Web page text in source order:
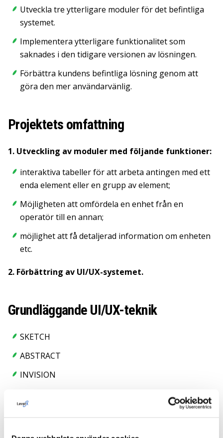
Utveckla tre ytterligare moduler för det befintliga
systemet.
Implementera ytterligare funktionalitet som
saknades i den tidigare versionen av lösningen.
Förbättra kundens befintliga lösning genom att
göra den mer användarvänlig.
Projektets omfattning
1. Utveckling av moduler med följande funktioner:
interaktiva tabeller för att arbeta antingen med ett
enda element eller en grupp av element;
Möjligheten att omfördela en enhet från en
operatör till en annan;
möjlighet att få detaljerad information om enheten
etc.
2. Förbättring av UI/UX-systemet.
Grundläggande UI/UX-teknik
SKETCH
ABSTRACT
INVISION
Resultat